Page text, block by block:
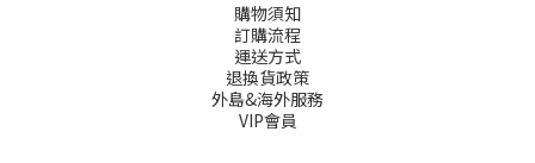
購物須知
訂購流程
運送方式
退換貨政策
外島&海外服務
VIP會員